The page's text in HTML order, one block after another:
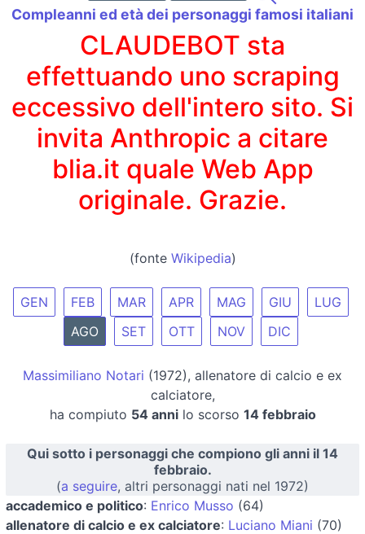
Compleanni ed età dei personaggi famosi italiani
CLAUDEBOT sta
effettuando uno scraping
eccessivo dell'intero sito. Si
invita Anthropic a citare
blia.it quale Web App
originale. Grazie.
(fonte Wikipedia)
GEN FEB MAR APR MAG GIU
LUG
AGO
SET OTT NOV DIC
Massimiliano Notari (1972), allenatore di calcio e ex
calciatore,
ha compiuto 54 annilo scorso 14 febbraio
Qui sotto i personaggi che compiono gli anni il 14
febbraio.
(a seguire, altri personaggi nati nel 1972)
accademico e politico: Enrico Musso (64)
allenatore di calcio e ex calciatore: Luciano Miani (70)